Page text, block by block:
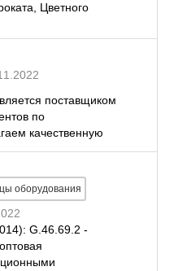
Цветного
поставщиком
по
качественную
России и СССР,
оборудования
G.46.69.2 -